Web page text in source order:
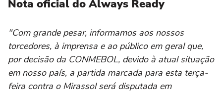
Nota oficial do Always Ready
"Com grande pesar, informamos aos nossos
torcedores, à imprensa e ao público em geral que,
por decisão da CONMEBOL, devido à atual situação
em nosso país, a partida marcada para esta terça-
feira contra o Mirassol será disputada em